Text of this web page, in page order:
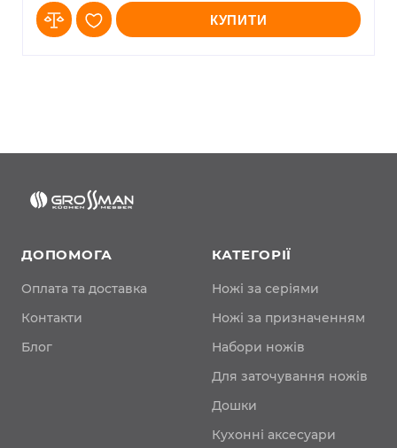
КУПИТИ
ДОПОМОГА
Оплата та доставка
Контакти
Блог
КАТЕГОРІЇ
Ножі за серіями
Ножі за призначенням
Набори ножів
Для заточування ножів
Дошки
Кухонні аксесуари